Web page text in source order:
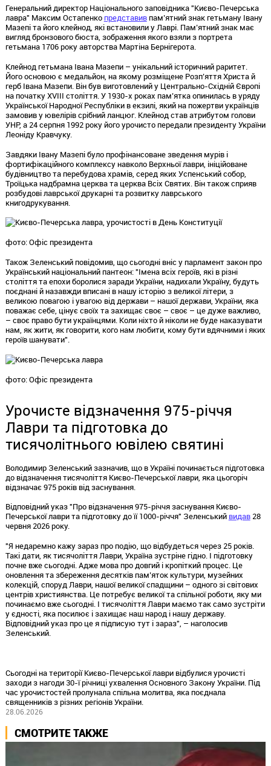
Генеральний директор Національного заповідника "Києво-Печерська
лавра" Максим Остапенко представивпам’ятний знак гетьману Івану
Мазепі та його клейнод, які встановили у Лаврі. Пам’ятний знак має
вигляд бронзового бюста, зображення якого взяли з портрета
гетьмана 1706 року авторства Мартіна Бернігерота.
Клейнод гетьмана Івана Мазепи – унікальний історичний раритет.
Його основою є медальйон, на якому розміщене Розп’яття Христа й
герб Івана Мазепи. Він був виготовлений у Центрально-Східній Європі
на початку XVIII століття. У 1930-х роках пам’ятка опинилась в уряду
Української Народної Республіки в екзилі, який на пожертви українців
замовив у ювелірів срібний ланцюг. Клейнод став атрибутом голови
УНР, а 24 серпня 1992 року його урочисто передали президенту України
Леоніду Кравчуку.
Завдяки Івану Мазепі було профінансоване зведення мурів і
фортифікаційного комплексу навколо Верхньої лаври, ініційоване
будівництво та перебудова храмів, серед яких Успенський собор,
Троїцька надбрамна церква та церква Всіх Святих. Він також сприяв
розбудові лаврської друкарні та розвитку лаврського
книгодрукування.
фото: Офіс президента
Також Зеленський повідомив, що сьогодні вніс у парламент закон про
Український національний пантеон: "Імена всіх героїв, які в різні
століття та епохи боролися заради України, надихали Україну, будуть
поєднані й назавжди вписані в нашу історію з великої літери, з
великою повагою і увагою від держави – нашої держави, України, яка
поважає себе, цінує своїх та захищає своє – своє – це дуже важливо,
– своє право бути українцями. Коли ніхто й ніколи не буде наказувати
нам, як жити, як говорити, кого нам любити, кому бути вдячними і яких
героїв шанувати".
фото: Офіс президента
Урочисте відзначення 975-річчя
Лаври та підготовка до
тисячолітнього ювілею святині
Володимир Зеленський зазначив, що в Україні починається підготовка
до відзначення тисячоліття Києво-Печерської лаври, яка цьогоріч
відзначає 975 років від заснування.
Відповідний указ "Про відзначення 975-річчя заснування Києво-
Печерської лаври та підготовку до її 1000-річчя" Зеленський видав28
червня 2026 року.
"Я недаремно кажу зараз про подію, що відбудеться через 25 років.
Такі дати, як тисячоліття Лаври, Україна зустріне гідно. І підготовку
почне вже сьогодні. Адже мова про довгий і кропіткий процес. Це
оновлення та збереження десятків пам’яток культури, музейних
колекцій, споруд Лаври, нашої великої спадщини – одного зі світових
центрів християнства. Це потребує великої та спільної роботи, яку ми
починаємо вже сьогодні. І тисячоліття Лаври маємо так само зустріти
у єдності, яка посилює і захищає наш народ і нашу державу.
Відповідний указ про це я підписую тут і зараз", – наголосив
Зеленський.
Сьогодні на території Києво-Печерської лаври відбулися урочисті
заходи з нагоди 30-ї річниці ухвалення Основного Закону України. Під
час урочистостей пролунала спільна молитва, яка поєднала
священників з різних регіонів України.
28.06.2026
СМОТРИТЕ ТАКЖЕ